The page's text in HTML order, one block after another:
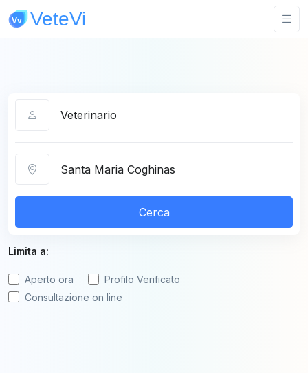
Cerca
Limita a:
Aperto ora
Profilo Verificato
Consultazione on line